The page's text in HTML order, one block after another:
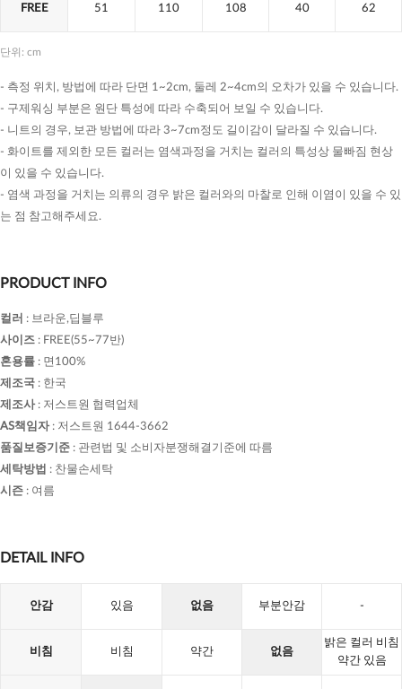
FREE 51 110 108 40 62
단위: cm
- 측정 위치, 방법에 따라 단면 1~2cm, 둘레 2~4cm의 오차가 있을 수 있습니다.
- 구제워싱 부분은 원단 특성에 따라 수축되어 보일 수 있습니다.
- 니트의 경우, 보관 방법에 따라 3~7cm정도 길이감이 달라질 수 있습니다.
- 화이트를 제외한 모든 컬러는 염색과정을 거치는 컬러의 특성상 물빠짐 현상
이 있을 수 있습니다.
- 염색 과정을 거치는 의류의 경우 밝은 컬러와의 마찰로 인해 이염이 있을 수 있
는 점 참고해주세요.
PRODUCT INFO
컬러 : 브라운,딥블루
사이즈 : FREE(55~77반)
혼용률 : 면100%
제조국 : 한국
제조사: 저스트원 협력업체
AS책임자: 저스트원 1644-3662
품질보증기준 : 관련법 및 소비자분쟁해결기준에 따름
세탁방법 : 찬물손세탁
시즌 : 여름
DETAIL INFO
안감 있음 없음 부분안감 -
비침 비침 약간 없음
밝은 컬러 비침
약간 있음